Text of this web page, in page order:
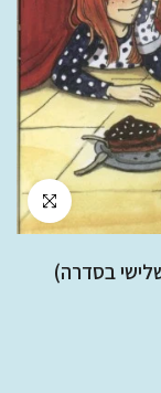
לחץ להגדלה
בסדרה)